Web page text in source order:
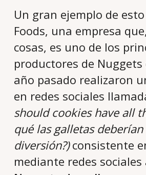
Un gran ejemplo de
Foods, una empresa
cosas, es uno de los
productores de Nuggets
año pasado realizaron
en redes sociales
should cookies have all
qué las galletas
diversión?)consistente
mediante redes sociales